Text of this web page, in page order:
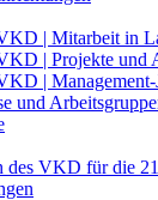
| Mitarbeit in
| Projekte und
|
und
des VKD für die